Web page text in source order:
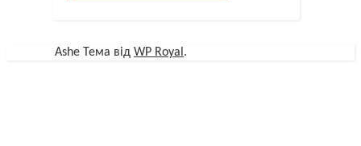
Ashe Тема від WP Royal .